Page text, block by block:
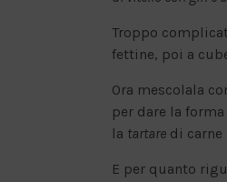
Troppo
fettine, poi a
Ora mescolala
per dare la
la tartare di carne
E per quanto